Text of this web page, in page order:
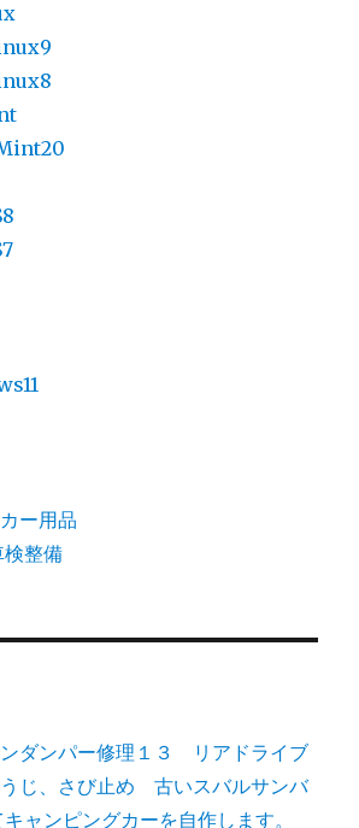
ー用品
整備
ダンパー修理１３ リアドライブ
じ、さび止め 古いスバルサンバ
ャンピングカーを自作します。